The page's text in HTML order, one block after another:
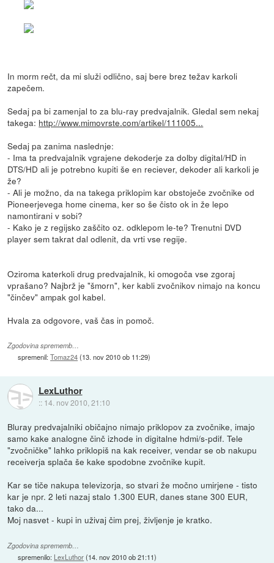
In morm rečt, da mi služi odlično, saj bere brez težav karkoli
zapečem.
Sedaj pa bi zamenjal to za blu-ray predvajalnik. Gledal sem nekaj
takega: http://www.mimovrste.com/artikel/111005...
Sedaj pa zanima naslednje:
- Ima ta predvajalnik vgrajene dekoderje za dolby digital/HD in
DTS/HD ali je potrebno kupiti še en reciever, dekoder ali karkoli je
že?
- Ali je možno, da na takega priklopim kar obstoječe zvočnike od
Pioneerjevega home cinema, ker so še čisto ok in že lepo
namontirani v sobi?
- Kako je z regijsko zaščito oz. odklepom le-te? Trenutni DVD
player sem takrat dal odlenit, da vrti vse regije.
Oziroma katerkoli drug predvajalnik, ki omogoča vse zgoraj
vprašano? Najbrž je "šmorn", ker kabli zvočnikov nimajo na koncu
"činčev" ampak gol kabel.
Hvala za odgovore, vaš čas in pomoč.
Zgodovina sprememb…
spremenil:Tomaz24(13. nov 2010 ob 11:29)
LexLuthor
:: 14. nov 2010, 21:10
Bluray predvajalniki običajno nimajo priklopov za zvočnike, imajo
samo kake analogne činč izhode in digitalne hdmi/s-pdif. Tele
"zvočničke" lahko priklopiš na kak receiver, vendar se ob nakupu
receiverja splača še kake spodobne zvočnike kupit.
Kar se tiče nakupa televizorja, so stvari že močno umirjene - tisto
kar je npr. 2 leti nazaj stalo 1.300 EUR, danes stane 300 EUR,
tako da...
Moj nasvet - kupi in uživaj čim prej, življenje je kratko.
Zgodovina sprememb…
spremenilo: LexLuthor(14. nov 2010 ob 21:11)